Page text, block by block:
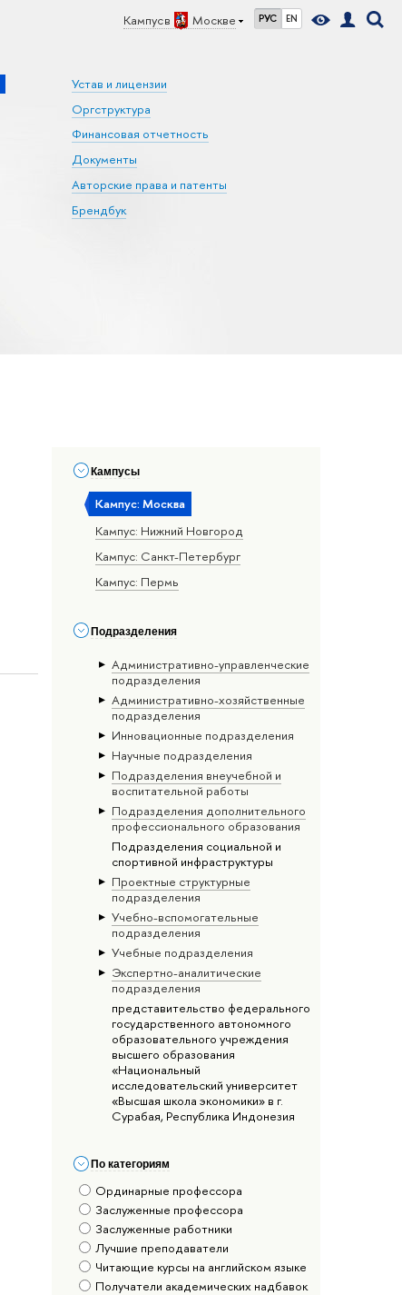
Кампус в Москве РУС EN
Устав и лицензии
Оргструктура
Финансовая отчетность
Документы
Авторские права и патенты
Брендбук
Кампусы
Кампус: Москва
Кампус: Нижний Новгород
Кампус: Санкт-Петербург
Кампус: Пермь
Подразделения
Административно-управленческие
подразделения
Административно-хозяйственные
подразделения
Инновационные подразделения
Научные подразделения
Подразделения внеучебной и
воспитательной работы
Подразделения дополнительного
профессионального образования
Подразделения социальной и
спортивной инфраструктуры
Проектные структурные
подразделения
Учебно-вспомогательные
подразделения
Учебные подразделения
Экспертно-аналитические
подразделения
представительство федерального
государственного автономного
образовательного учреждения
высшего образования
«Национальный
исследовательский университет
«Высшая школа экономики» в г.
Сурабая, Республика Индонезия
По категориям
Ординарные профессора
Заслуженные профессора
Заслуженные работники
Лучшие преподаватели
Читающие курсы на английском языке
Получатели академических надбавок